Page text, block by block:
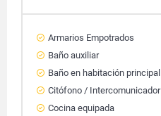
Armarios Empotrados
Baño auxiliar
Baño en habitación principal
Citófono / Intercomunicador
Cocina equipada